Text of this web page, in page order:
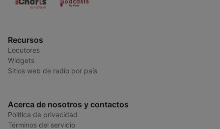
Recursos
Locutores
Widgets
Sitios web de radio por país
Acerca de nosotros y contactos
Política de privacidad
Términos del servicio